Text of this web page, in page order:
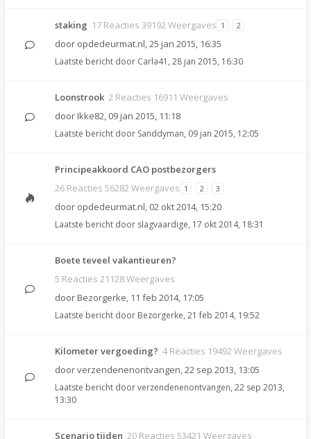
staking 17 Reacties 39192 Weergaves 1 2
door opdedeurmat.nl,25 jan 2015, 16:35
Laatste bericht door Carla41 , 28 jan 2015, 16:30
Loonstrook 2 Reacties 16911 Weergaves
door Ikke82, 09 jan 2015, 11:18
Laatste bericht door Sanddyman, 09 jan 2015, 12:05
Principeakkoord CAO postbezorgers
26 Reacties 56282 Weergaves 1 2 3
door opdedeurmat.nl, 02 okt 2014, 15:20
Laatste bericht door slagvaardige, 17 okt 2014, 18:31
Boete teveel vakantieuren?
5 Reacties 21128 Weergaves
door Bezorgerke, 11 feb 2014, 17:05
Laatste bericht door Bezorgerke, 21 feb 2014, 19:52
Kilometer vergoeding? 4 Reacties 19492 Weergaves
doorverzendenenontvangen,22 sep 2013, 13:05
Laatste bericht doorverzendenenontvangen, 22 sep 2013,
13:30
Scenario tijden 20 Reacties 53421 Weergaves